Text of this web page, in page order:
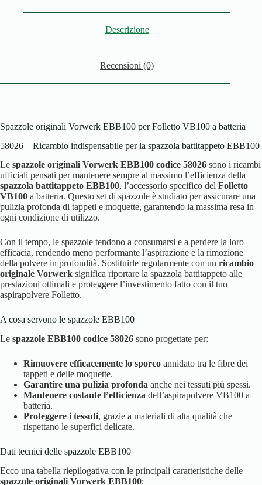
Descrizione
Recensioni (0)
Spazzole originali Vorwerk EBB100 per Folletto VB100 a batteria
58026 – Ricambio indispensabile per la spazzola battitappeto EBB100
Le spazzole originali Vorwerk EBB100 codice 58026 sono i ricambi
ufficiali pensati per mantenere sempre al massimo l’efficienza della
spazzola battitappeto EBB100, l’accessorio specifico del Folletto
VB100 a batteria. Questo set di spazzole è studiato per assicurare una
pulizia profonda di tappeti e moquette, garantendo la massima resa in
ogni condizione di utilizzo.
Con il tempo, le spazzole tendono a consumarsi e a perdere la loro
efficacia, rendendo meno performante l’aspirazione e la rimozione
della polvere in profondità. Sostituirle regolarmente con un ricambio
originale Vorwerk significa riportare la spazzola battitappeto alle
prestazioni ottimali e proteggere l’investimento fatto con il tuo
aspirapolvere Folletto.
A cosa servono le spazzole EBB100
Le spazzole EBB100 codice 58026 sono progettate per:
Rimuovere efficacemente lo sporco annidato tra le fibre dei
tappeti e delle moquette.
Garantire una pulizia profonda anche nei tessuti più spessi.
Mantenere costante l’efficienza dell’aspirapolvere VB100 a
batteria.
Proteggere i tessuti, grazie a materiali di alta qualità che
rispettano le superfici delicate.
Dati tecnici delle spazzole EBB100
Ecco una tabella riepilogativa con le principali caratteristiche delle
spazzole originali Vorwerk EBB100: